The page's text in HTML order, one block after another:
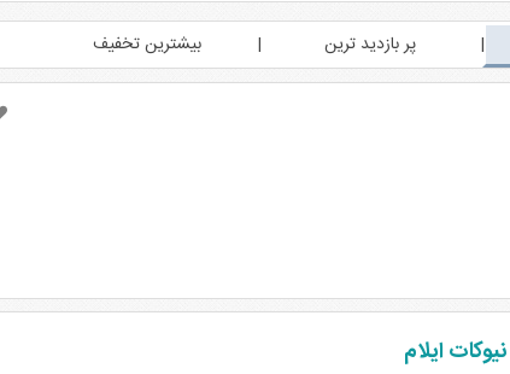
پر بازدید ترین بیشترین تخفیف
ایلام